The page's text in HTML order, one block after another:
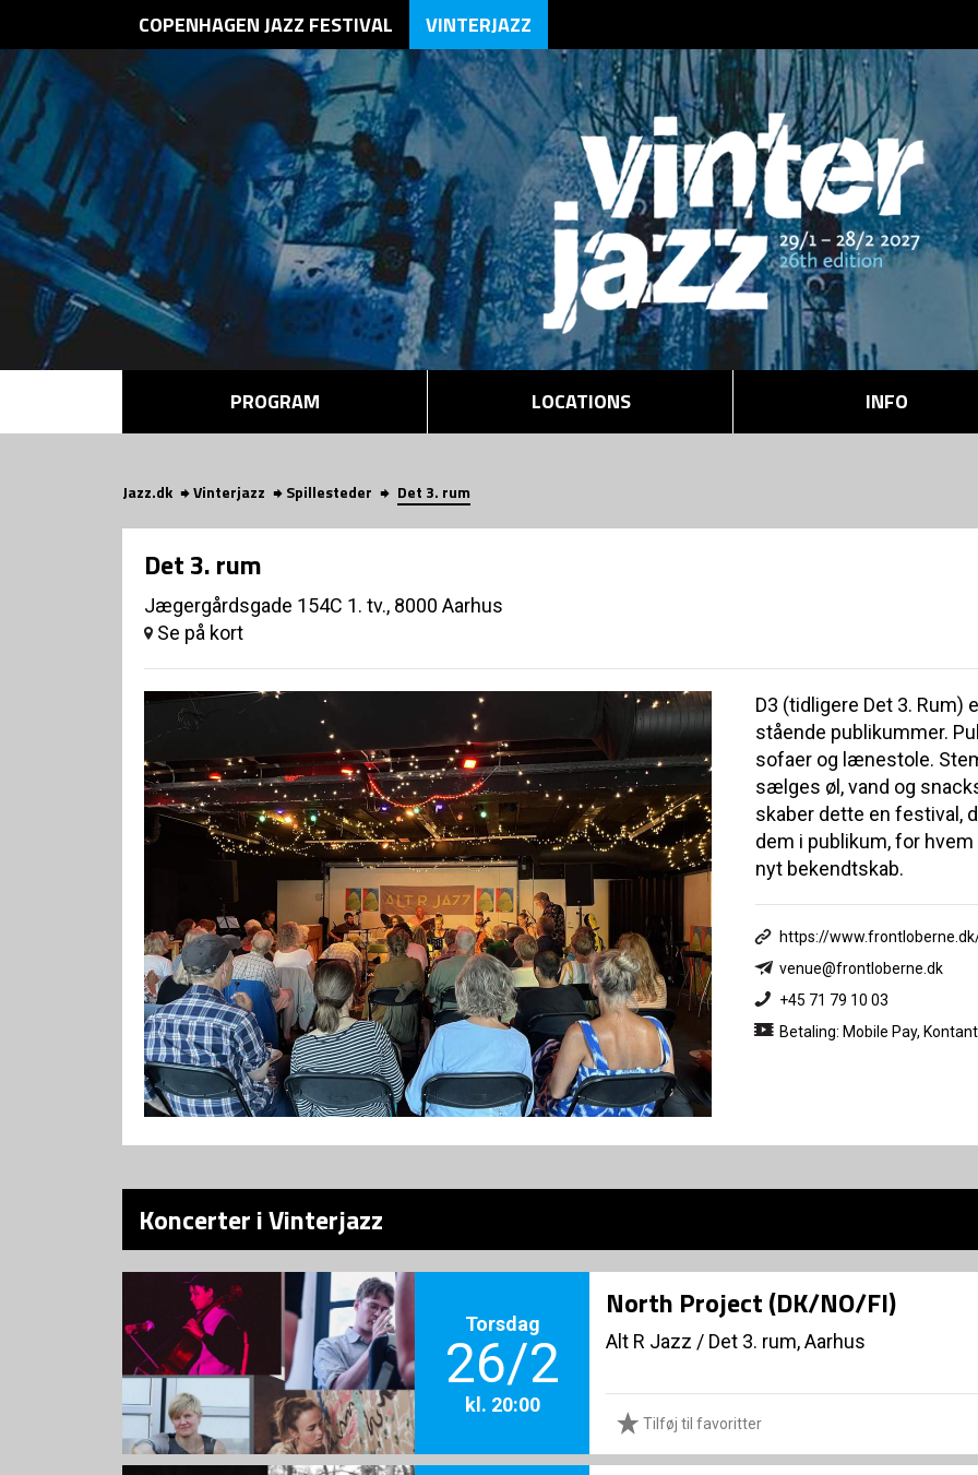
COPENHAGEN JAZZ FESTIVAL VINTERJAZZ
PROGRAM LOCATIONS INFO
Jazz.dk Vinterjazz Spillesteder Det 3. rum
Det 3. rum
Jægergårdsgade 154C 1. tv., 8000 Aarhus
Se på kort
D3 (tidligere Det 3. Rum)
stående publikummer.
sofaer og lænestole.
sælges øl, vand og
skaber dette en festival,
dem i publikum, for
nyt bekendtskab.
https://
venue@frontloberne.dk
+45 71 79 10 03
Betaling: Mobile Pay, Kontant
Koncerter i Vinterjazz
Torsdag
26/2
kl. 20:00
North Project (DK/NO/FI)
Alt R Jazz / Det 3. rum, Aarhus
Tilføj til favoritter